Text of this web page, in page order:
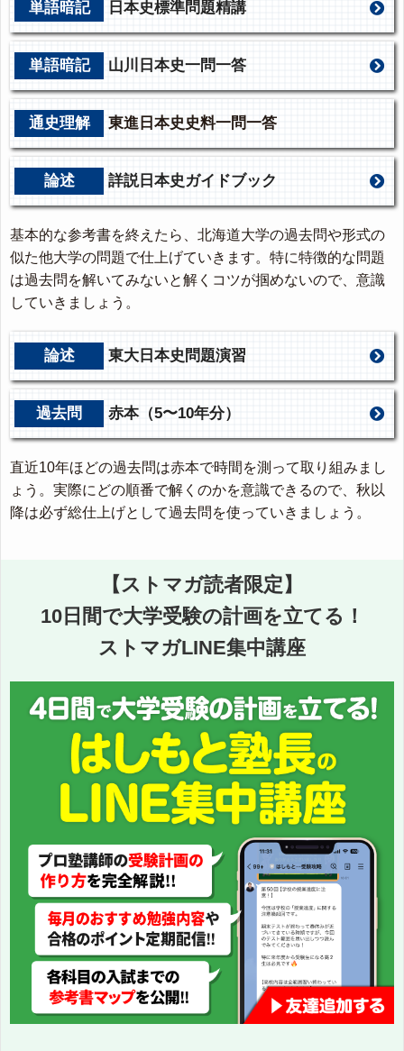
単語暗記 日本史標準問題精講
単語暗記 山川日本史一問一答
通史理解 東進日本史史料一問一答
論述 詳説日本史ガイドブック
基本的な参考書を終えたら、北海道大学の過去問や形式の
似た他大学の問題で仕上げていきます。特に特徴的な問題
は過去問を解いてみないと解くコツが掴めないので、意識
していきましょう。
論述 東大日本史問題演習
過去問 赤本（5〜10年分）
直近10年ほどの過去問は赤本で時間を測って取り組みまし
ょう。実際にどの順番で解くのかを意識できるので、秋以
降は必ず総仕上げとして過去問を使っていきましょう。
【ストマガ読者限定】
10日間で大学受験の計画を立てる！
ストマガLINE集中講座